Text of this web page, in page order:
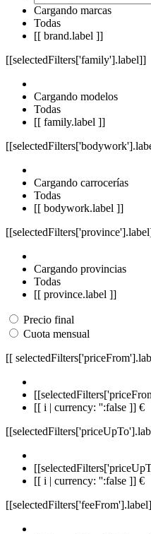
Cargando marcas
Todas
[[ brand.label ]]
[[selectedFilters['family'].label]]
Cargando modelos
Todas
[[ family.label ]]
Cargando carrocerías
Todas
[[ bodywork.label ]]
Cargando provincias
Todas
[[ province.label ]]
Precio final
Cuota mensual
[[
[[ i | currency: '':false ]] €
[[ i | currency: '':false ]] €